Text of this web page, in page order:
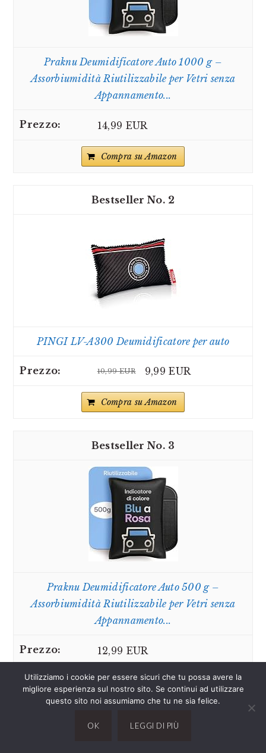
Praknu Deumidificatore Auto 1000 g –
Assorbiumidità Riutilizzabile per Vetri senza
Appannamento...
14,99 EUR
Compra su Amazon
2
PINGI LV-A300 Deumidificatore per auto
10,99 EUR 9,99 EUR
Compra su Amazon
3
Praknu Deumidificatore Auto 500 g –
Assorbiumidità Riutilizzabile per Vetri senza
Appannamento...
12,99 EUR
Compra su Amazon
4
Utilizziamo i cookie per essere sicuri che tu possa avere la
migliore esperienza sul nostro sito. Se continui ad utilizzare
questo sito noi assumiamo che tu ne sia felice.
OK LEGGI DI PIÙ